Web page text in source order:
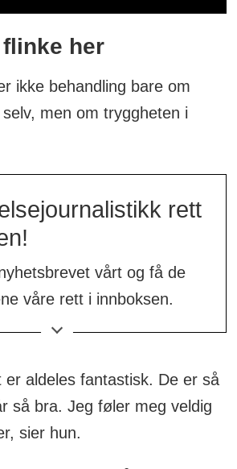
her
ikke behandling bare om
men om tryggheten i
rett
vårt og få de
våre rett i innboksen.
er aldeles fantastisk. De er så
så bra. Jeg føler meg veldig
sier hun.